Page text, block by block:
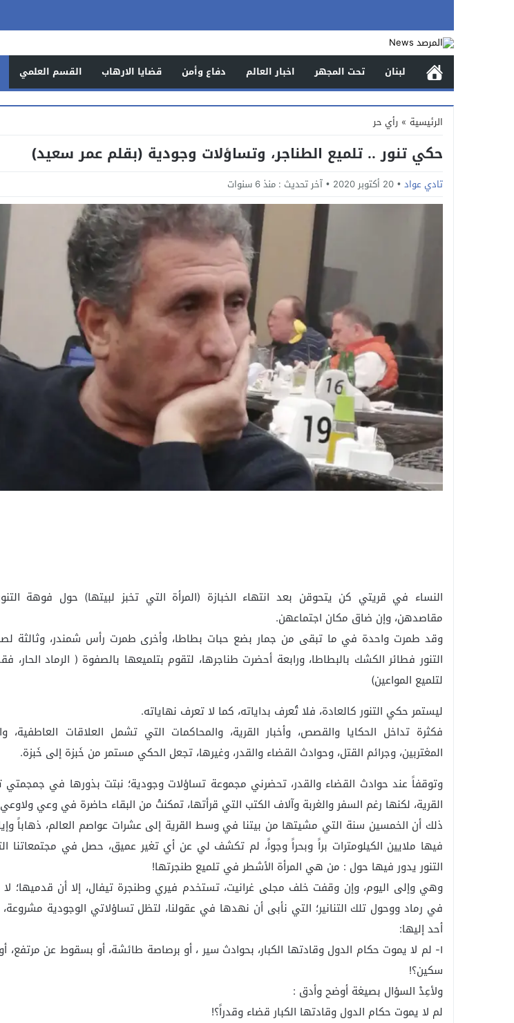
لبنان تحت المجهر اخبار العالم دفاع وأمن قضايا الارهاب القسم العلمي
الرئيسية » رأي حر
حكي تنور .. تلميع الطناجر، وتساؤلات وجودية (بقلم عمر سعيد)
تادي عواد 20 أكتوبر 2020 آخر تحديث : منذ 6 سنوات
النساء في قريتي كن يتحوقن بعد انتهاء الخبازة (المرأة التي تخبز لبيتها) حول فوهة
مقاصدهن، وإن ضاق مكان اجتماعهن.
وقد طمرت واحدة في ما تبقى من جمار بضع حبات بطاطا، وأخرى طمرت رأس شمندر، وثالثة
التنور فطائر الكشك بالبطاطا، ورابعة أحضرت طناجرها، لتقوم بتلميعها بالصفوة ( الرماد
لتلميع المواعين)
ليستمر حكي التنور كالعادة، فلا تُعرف بداياته، كما لا تعرف نهاياته.
فكثرة تداخل الحكايا والقصص، وأخبار القرية، والمحاكمات التي تشمل العلاقات العاطفية،
المغتربين، وجرائم القتل، وحوادث القضاء والقدر، وغيرها، تجعل الحكي مستمر من خَبزة إلى خَبزة.
وتوقفاً عند حوادث القضاء والقدر، تحضرني مجموعة تساؤلات وجودية؛ نبتت بذورها في
القرية، لكنها رغم السفر والغربة وآلاف الكتب التي قرأتها، تمكنتْ من البقاء حاضرة في وعي
ذلك أن الخمسين سنة التي مشيتها من بيتنا في وسط القرية إلى عشرات عواصم العالم، ذهاباً
فيها ملايين الكيلومترات براً وبحراً وجواً، لم تكشف لي عن أي تغير عميق، حصل في مجتمعاتنا
التنور يدور فيها حول : من هي المرأة الأشطر في تلميع طنجرتها!
وهي وإلى اليوم، وإن وقفت خلف مجلى غرانيت، تستخدم فيري وطنجرة تيفال، إلا أن قدميها؛ لا
في رماد ووحول تلك التنانير؛ التي نأبى أن نهدها في عقولنا، لتظل تساؤلاتي الوجودية
أحد إليها:
١- لم لا يموت حكام الدول وقادتها الكبار، بحوادث سير ، أو برصاصة طائشة، أو بسقوط عن مرتفع،
سكين؟!
ولأعِدْ السؤال بصيغة أوضح وأدق :
لم لا يموت حكام الدول وقادتها الكبار قضاء وقدراً؟!